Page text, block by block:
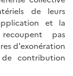
de leurs
et la
pas
d'exonération
contribution